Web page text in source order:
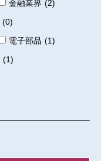
金融業界 (2)
(0)
電子部品 (1)
(1)